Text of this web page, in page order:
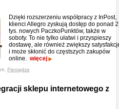
Dzięki rozszerzeniu współpracy z InPost,
klienci Allegro zyskują dostęp do ponad 2
tys. nowych PaczkoPunktów, także w
soboty. To nie tylko ułatwi i przyspieszy
dostawę, ale również zwiększy
i może skłonić do częstszych zakupów
online. więcej
Pieniądze
sklepu internetowego z